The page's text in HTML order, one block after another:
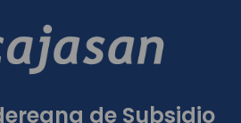
de Subsidio